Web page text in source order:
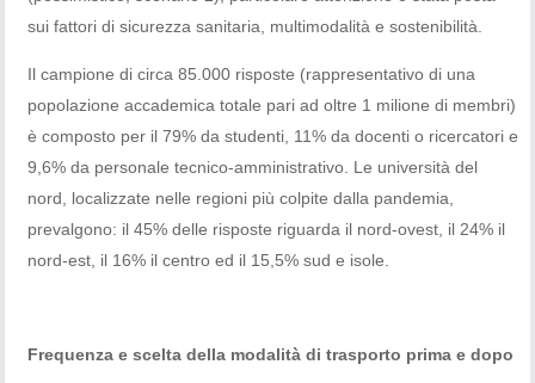
sui fattori di sicurezza sanitaria, multimodalità e sostenibilità.
Il campione di circa 85.000 risposte (rappresentativo di una
popolazione accademica totale pari ad oltre 1 milione di membri)
è composto per il 79% da studenti, 11% da docenti o ricercatori e
9,6% da personale tecnico-amministrativo. Le università del
nord, localizzate nelle regioni più colpite dalla pandemia,
prevalgono: il 45% delle risposte riguarda il nord-ovest, il 24% il
nord-est, il 16% il centro ed il 15,5% sud e isole.
Frequenza e scelta della modalità di trasporto prima e dopo